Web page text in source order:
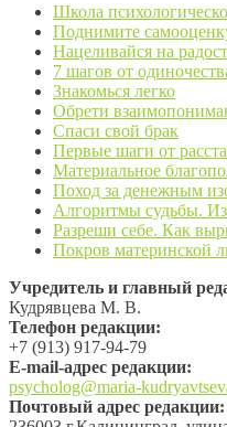
Школа
Поднимите
Нацеливайся на
7 шагов от
Знакомься легко
Обрети
Спаси свой брак
Первые шаги от
Материальное
Поход за денежным
Алгоритмы судьбы.
Разреши себе. Как
Покров материнской
Учредитель и главный
Кудрявцева М. В.
Телефон редакции:
+7 (913) 917-94-79
Е-mail-адрес редакции:
psycholog@maria-
Почтовый адрес редакции: